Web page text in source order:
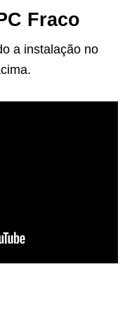
Fraco
a instalação no